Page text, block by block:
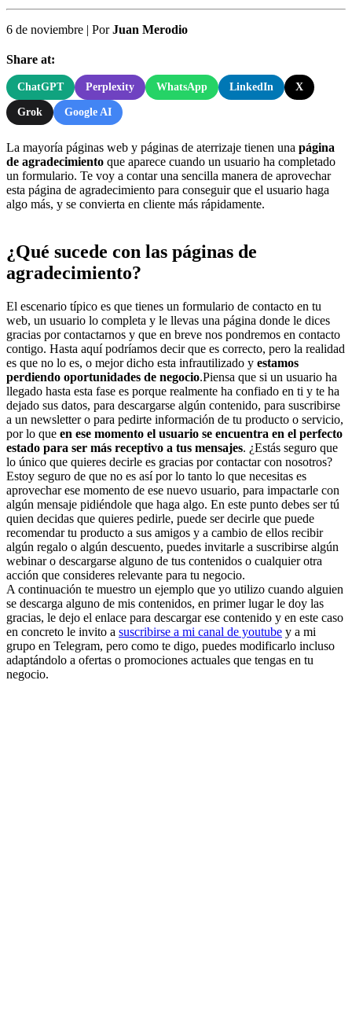
6 de noviembre | PorJuan Merodio
Share at:
ChatGPT Perplexity WhatsApp LinkedIn X
Grok Google AI
La mayoría páginas web y páginas de aterrizaje tienen una página
de agradecimiento que aparece cuando un usuario ha completado
un formulario. Te voy a contar una sencilla manera de aprovechar
esta página de agradecimiento para conseguir que el usuario haga
algo más, y se convierta en cliente más rápidamente.
¿Qué sucede con las páginas de
agradecimiento?
El escenario típico es que tienes un formulario de contacto en tu
web, un usuario lo completa y le llevas una página donde le dices
gracias por contactarnos y que en breve nos pondremos en contacto
contigo. Hasta aquí podríamos decir que es correcto, pero la realidad
es que no lo es, o mejor dicho esta infrautilizado y estamos
perdiendo oportunidades de negocio.Piensa que si un usuario ha
llegado hasta esta fase es porque realmente ha confiado en ti y te ha
dejado sus datos, para descargarse algún contenido, para suscribirse
a un newsletter o para pedirte información de tu producto o servicio,
por lo que en ese momento el usuario se encuentra en el perfecto
estado para ser más receptivo a tus mensajes. ¿Estás seguro que
lo único que quieres decirle es gracias por contactar con nosotros?
Estoy seguro de que no es así por lo tanto lo que necesitas es
aprovechar ese momento de ese nuevo usuario, para impactarle con
algún mensaje pidiéndole que haga algo. En este punto debes ser tú
quien decidas que quieres pedirle, puede ser decirle que puede
recomendar tu producto a sus amigos y a cambio de ellos recibir
algún regalo o algún descuento, puedes invitarle a suscribirse algún
webinar o descargarse alguno de tus contenidos o cualquier otra
acción que consideres relevante para tu negocio.
A continuación te muestro un ejemplo que yo utilizo cuando alguien
se descarga alguno de mis contenidos, en primer lugar le doy las
gracias, le dejo el enlace para descargar ese contenido y en este caso
en concreto le invito a suscribirse a mi canal de youtube y a mi
grupo en Telegram, pero como te digo, puedes modificarlo incluso
adaptándolo a ofertas o promociones actuales que tengas en tu
negocio.